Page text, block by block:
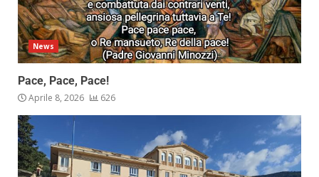
News
Pace, Pace, Pace!
Aprile 8, 2026 626